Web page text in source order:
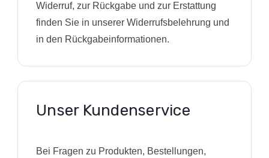
Widerruf, zur Rückgabe und zur Erstattung
finden Sie in unserer Widerrufsbelehrung und
in den Rückgabeinformationen.
Unser Kundenservice
Bei Fragen zu Produkten, Bestellungen,